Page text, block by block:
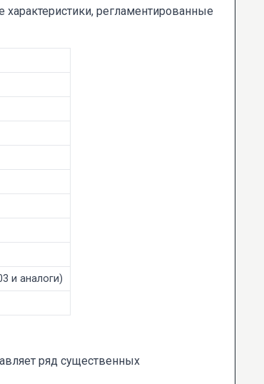
регламентированные
и аналоги)
ряд существенных